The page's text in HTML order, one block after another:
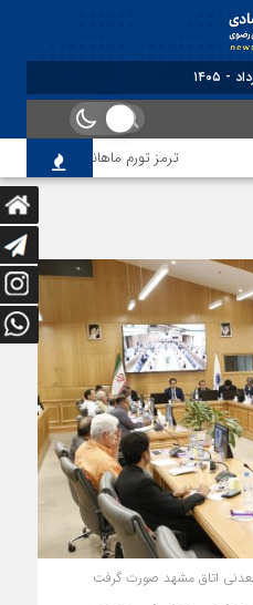
ترمز تورم ماهانه خراسان
اتاق مشهد صورت گرفت